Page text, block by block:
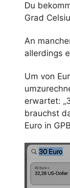
Du
Grad
An
allerdings
Um von
erwartet:
brauchst
Euro in